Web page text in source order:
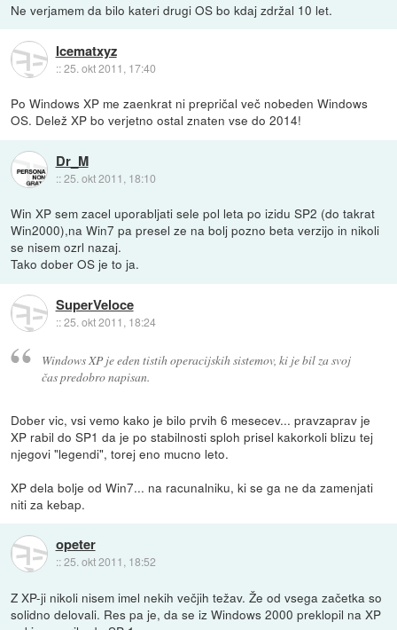
Ne verjamem da bilo kateri drugi OS bo kdaj zdržal 10 let.
Icematxyz
::25. okt 2011, 17:40
Po Windows XP me zaenkrat ni prepričal več nobeden Windows
OS. Delež XP bo verjetno ostal znaten vse do 2014!
Dr_M
::25. okt 2011, 18:10
Win XP sem zacel uporabljati sele pol leta po izidu SP2 (do takrat
Win2000),na Win7 pa presel ze na bolj pozno beta verzijo in nikoli
se nisem ozrl nazaj.
Tako dober OS je to ja.
SuperVeloce
::25. okt 2011, 18:24
Windows XP je eden tistih operacijskih sistemov, ki je bil za svoj
čas predobro napisan.
Dober vic, vsi vemo kako je bilo prvih 6 mesecev... pravzaprav je
XP rabil do SP1 da je po stabilnosti sploh prisel kakorkoli blizu tej
njegovi "legendi", torej eno mucno leto.
XP dela bolje od Win7... na racunalniku, ki se ga ne da zamenjati
niti za kebap.
opeter
::25. okt 2011, 18:52
Z XP-ji nikoli nisem imel nekih večjih težav. Že od vsega začetka so
solidno delovali. Res pa je, da se iz Windows 2000 preklopil na XP